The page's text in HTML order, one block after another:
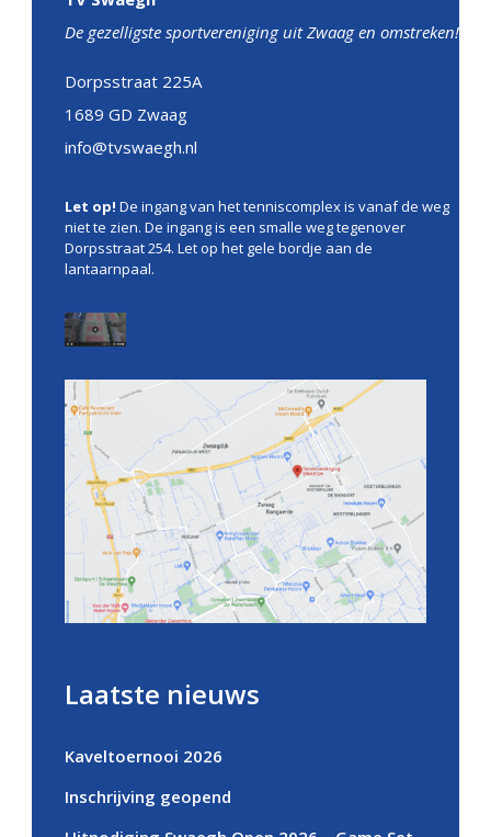
De gezelligste sportvereniging uit Zwaag en omstreken!
Dorpsstraat 225A
1689 GD Zwaag
info@tvswaegh.nl
Let op! De ingang van het tenniscomplex is vanaf de weg
niet te zien. De ingang is een smalle weg tegenover
Dorpsstraat 254. Let op het gele bordje aan de
lantaarnpaal.
Laatste nieuws
Kaveltoernooi 2026
Inschrijving geopend